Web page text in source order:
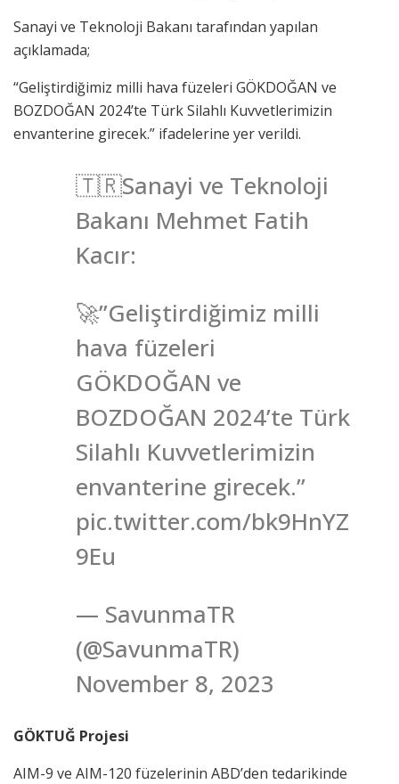
Sanayi ve Teknoloji Bakanı tarafından yapılan
açıklamada;
“Geliştirdiğimiz milli hava füzeleri GÖKDOĞAN ve
BOZDOĞAN 2024’te Türk Silahlı Kuvvetlerimizin
envanterine girecek.” ifadelerine yer verildi.
🇹🇷Sanayi ve Teknoloji
Bakanı Mehmet Fatih
Kacır:
🚀”Geliştirdiğimiz milli
hava füzeleri
GÖKDOĞAN ve
BOZDOĞAN 2024’te Türk
Silahlı Kuvvetlerimizin
envanterine girecek.”
pic.twitter.com/bk9HnYZ
9Eu
— SavunmaTR
(@SavunmaTR)
November 8, 2023
GÖKTUĞ Projesi
AIM-9 ve AIM-120 füzelerinin ABD’den tedarikinde